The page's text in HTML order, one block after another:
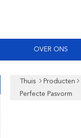
OVER ONS
Thuis Producten
Perfecte Pasvorm